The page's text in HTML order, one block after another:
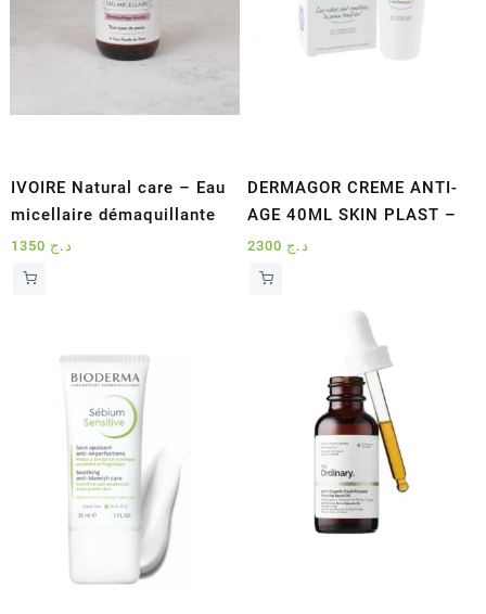
IVOIRE Natural care – Eau
micellaire démaquillante
د.ج
DERMAGOR CREME ANTI-
AGE 40ML SKIN PLAST –
د.ج